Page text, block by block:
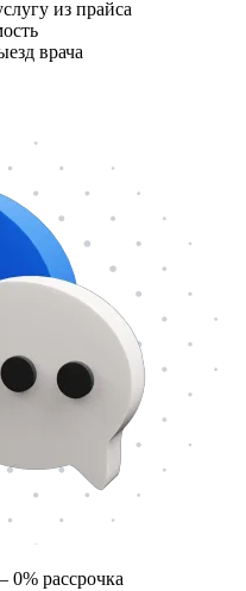
из прайса
врача
0% рассрочка